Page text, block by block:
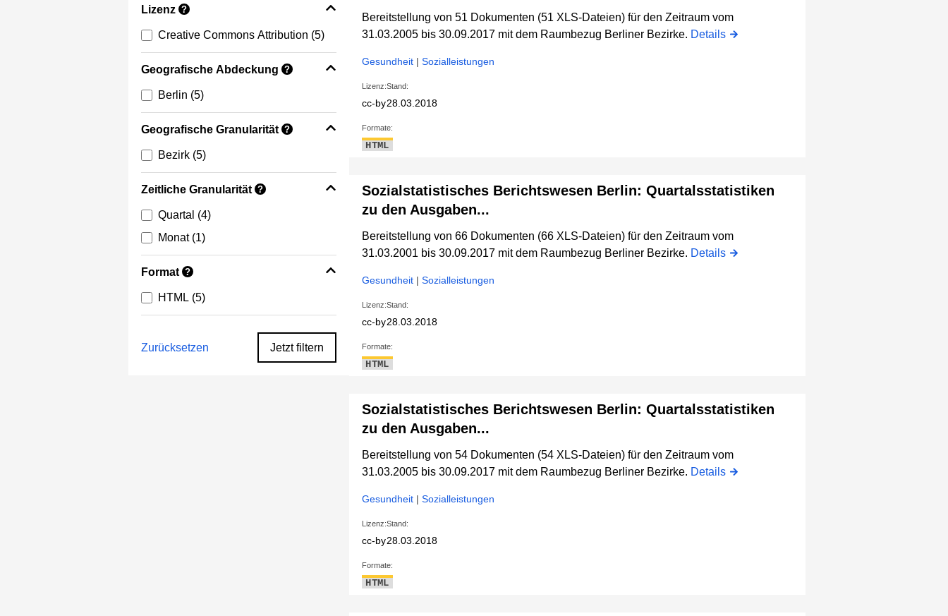
Lizenz ?
Creative Commons Attribution (5)
Geografische Abdeckung ?
Berlin (5)
Geografische Granularität ?
Bezirk (5)
Zeitliche Granularität ?
Quartal (4)
Monat (1)
Format ?
HTML (5)
Zurücksetzen Jetzt filtern
Bereitstellung von 51 Dokumenten (51 XLS-Dateien) für den Zeitraum vom
31.03.2005 bis 30.09.2017 mit dem Raumbezug Berliner Bezirke. Details
Gesundheit |Sozialleistungen
Lizenz:
cc-by
Stand:
28.03.2018
Formate:
HTML
Sozialstatistisches Berichtswesen Berlin: Quartalsstatistiken
zu den Ausgaben...
Bereitstellung von 66 Dokumenten (66 XLS-Dateien) für den Zeitraum vom
31.03.2001 bis 30.09.2017 mit dem Raumbezug Berliner Bezirke. Details
Gesundheit |Sozialleistungen
Lizenz:
cc-by
Stand:
28.03.2018
Formate:
HTML
Sozialstatistisches Berichtswesen Berlin: Quartalsstatistiken
zu den Ausgaben...
Bereitstellung von 54 Dokumenten (54 XLS-Dateien) für den Zeitraum vom
31.03.2005 bis 30.09.2017 mit dem Raumbezug Berliner Bezirke. Details
Gesundheit |Sozialleistungen
Lizenz:
cc-by
Stand:
28.03.2018
Formate:
HTML